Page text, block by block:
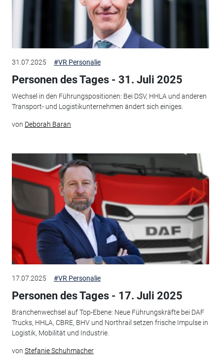
31.07.2025 #VR Personalie
Personen des Tages - 31. Juli 2025
Wechsel in den Führungspositionen: Bei DSV, HHLA und anderen
Transport- und Logistikunternehmen ändert sich einiges.
von Deborah Baran
17.07.2025 #VR Personalie
Personen des Tages - 17. Juli 2025
Branchenwechsel auf Top-Ebene: Neue Führungskräfte bei DAF
Trucks, HHLA, CBRE, BHV und Northrail setzen frische Impulse in
Logistik, Mobilität und Industrie.
von Stefanie Schuhmacher